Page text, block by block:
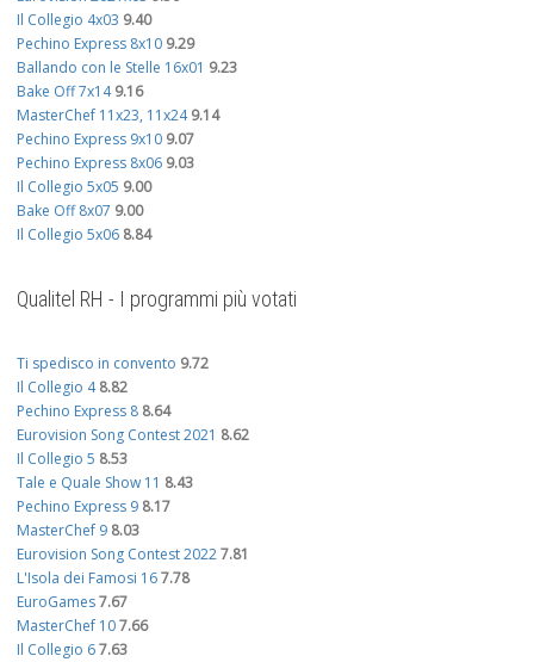
Il Collegio 4x03 9.40
Pechino Express 8x10 9.29
Ballando con le Stelle 16x01 9.23
Bake Off 7x14 9.16
MasterChef 11x23, 11x24 9.14
Pechino Express 9x10 9.07
Pechino Express 8x06 9.03
Il Collegio 5x05 9.00
Bake Off 8x07 9.00
Il Collegio 5x06 8.84
Qualitel RH - I programmi più votati
Ti spedisco in convento 9.72
Il Collegio 4 8.82
Pechino Express 8 8.64
Eurovision Song Contest 2021 8.62
Il Collegio 5 8.53
Tale e Quale Show 11 8.43
Pechino Express 9 8.17
MasterChef 9 8.03
Eurovision Song Contest 20227.81
L'Isola dei Famosi 167.78
EuroGames7.67
MasterChef 107.66
Il Collegio 67.63